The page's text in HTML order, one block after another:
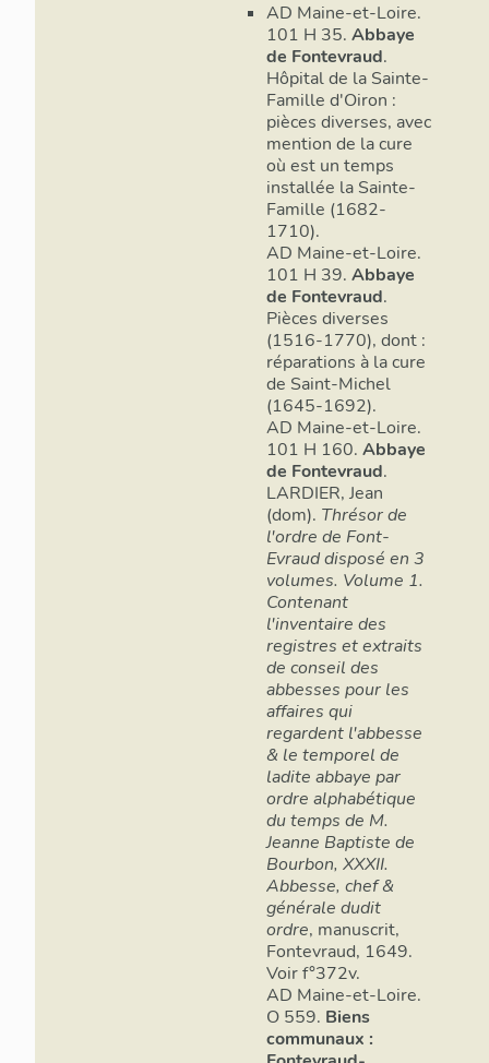
AD Maine-et-Loire.
101 H 35. Abbaye
de Fontevraud.
Hôpital de la Sainte-
Famille d'Oiron :
pièces diverses, avec
mention de la cure
où est un temps
installée la Sainte-
Famille (1682-
1710).
AD Maine-et-Loire.
101 H 39. Abbaye
de Fontevraud.
Pièces diverses
(1516-1770), dont :
réparations à la cure
de Saint-Michel
(1645-1692).
AD Maine-et-Loire.
101 H 160. Abbaye
de Fontevraud.
LARDIER, Jean
(dom). Thrésor de
l'ordre de Font-
Evraud disposé en 3
volumes. Volume 1.
Contenant
l'inventaire des
registres et extraits
de conseil des
abbesses pour les
affaires qui
regardent l'abbesse
& le temporel de
ladite abbaye par
ordre alphabétique
du temps de M.
Jeanne Baptiste de
Bourbon, XXXII.
Abbesse, chef &
générale dudit
ordre, manuscrit,
Fontevraud, 1649.
Voir f°372v.
AD Maine-et-Loire.
O 559. Biens
communaux :